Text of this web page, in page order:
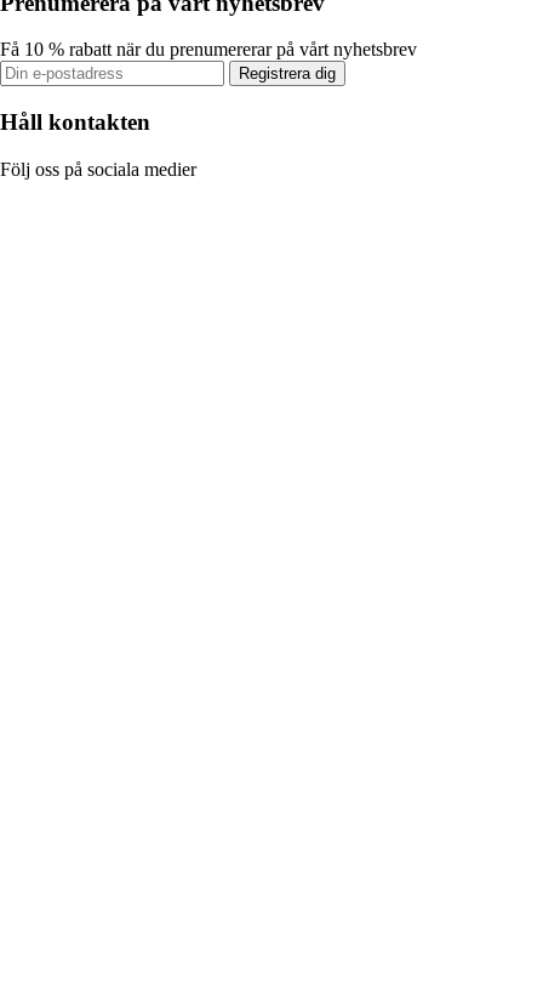
Få 10 % rabatt när du prenumererar på vårt nyhetsbrev
Registrera dig
Håll kontakten
Följ oss på sociala medier